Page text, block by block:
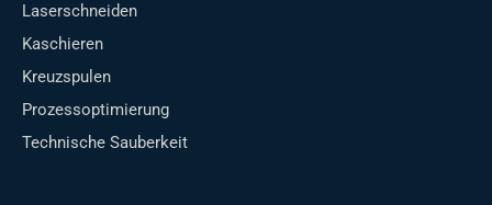
Laserschneiden
Kaschieren
Kreuzspulen
Prozessoptimierung
Technische Sauberkeit